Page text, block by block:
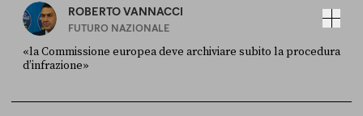
ROBERTO VANNACCI
FUTURO NAZIONALE
«la Commissione europea deve archiviare subito la procedura
d’infrazione»